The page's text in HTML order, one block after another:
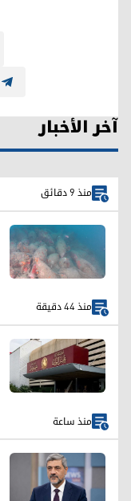
آخر الأخبار
منذ 9 دقائق
منذ 44 دقيقة
منذ ساعة